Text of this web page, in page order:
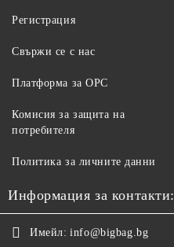
Регистрация
Свържи се с нас
Платформа за ОРС
Комисия за защита на
потребителя
Политика за личните данни
Информация за контакти:
Имейл: info@bigbag.bg